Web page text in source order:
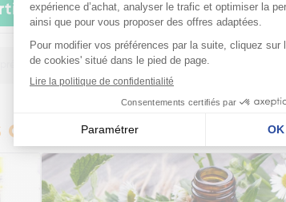
Voir l'article
précédente 1 2 3
conseillent